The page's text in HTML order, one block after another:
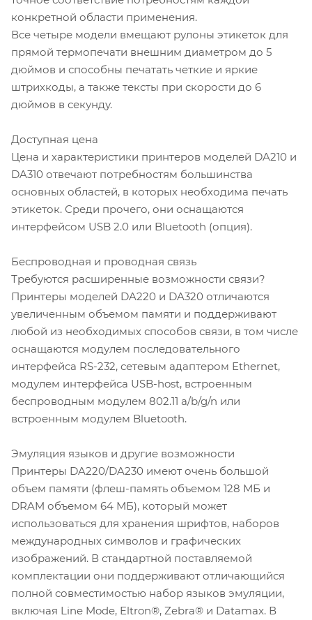
конкретной области применения.
Все четыре модели вмещают рулоны этикеток для
прямой термопечати внешним диаметром до 5
дюймов и способны печатать четкие и яркие
штрихкоды, а также тексты при скорости до 6
дюймов в секунду.
Доступная цена
Цена и характеристики принтеров моделей DA210 и
DA310 отвечают потребностям большинства
основных областей, в которых необходима печать
этикеток. Среди прочего, они оснащаются
интерфейсом USB 2.0 или Bluetooth (опция).
Беспроводная и проводная связь
Требуются расширенные возможности связи?
Принтеры моделей DA220 и DA320 отличаются
увеличенным объемом памяти и поддерживают
любой из необходимых способов связи, в том числе
оснащаются модулем последовательного
интерфейса RS-232, сетевым адаптером Ethernet,
модулем интерфейса USB-host, встроенным
беспроводным модулем 802.11 a/b/g/n или
встроенным модулем Bluetooth.
Эмуляция языков и другие возможности
Принтеры DA220/DA230 имеют очень большой
объем памяти (флеш-память объемом 128 МБ и
DRAM объемом 64 МБ), который может
использоваться для хранения шрифтов, наборов
международных символов и графических
изображений. В стандартной поставляемой
комплектации они поддерживают отличающийся
полной совместимостью набор языков эмуляции,
включая Line Mode, Eltron®, Zebra® и Datamax. В